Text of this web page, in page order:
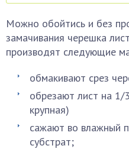
Можно обойтись и без
замачивания черешка
производят следующие
обмакивают срез
обрезают лист на 1/
крупная)
сажают во влажный
субстрат;